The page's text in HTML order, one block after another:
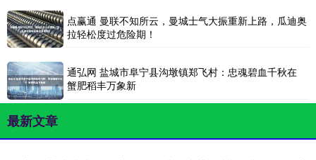
点赢通 曼联不知所云，曼城士气大振重新上路，瓜迪奥
拉轻松度过危险期！
通弘网 盐城市阜宁县沟墩镇郑飞村：忠魂碧血千秋在
蟹肥稻丰万象新
最新文章